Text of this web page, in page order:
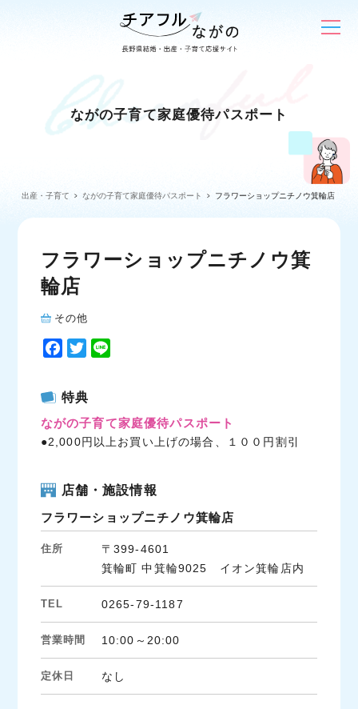
ながの子育て家庭優待パスポート
出産・子育て ながの子育て家庭優待パスポート フラワーショップニチノウ箕輪店
フラワーショップニチノウ箕
輪店
その他
F
e
b
o
k
T
t
t
e
特典
ながの子育て家庭優待パスポート
●2,000円以上お買い上げの場合、１００円割引
店舗・施設情報
フラワーショップニチノウ箕輪店
住所
〒399-4601
箕輪町 中箕輪9025 イオン箕輪店内
TEL 0265-79-1187
営業時間 10:00～20:00
定休日 なし